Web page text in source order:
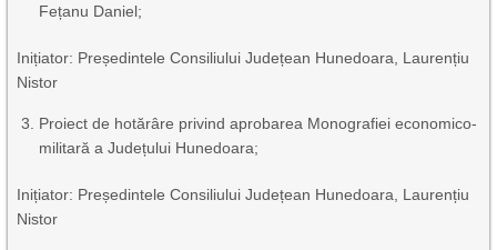
Fețanu Daniel;
Inițiator: Președintele Consiliului Județean Hunedoara, Laurențiu
Nistor
Proiect de hotărâre privind aprobarea Monografiei economico-
militară a Județului Hunedoara;
Inițiator: Președintele Consiliului Județean Hunedoara, Laurențiu
Nistor